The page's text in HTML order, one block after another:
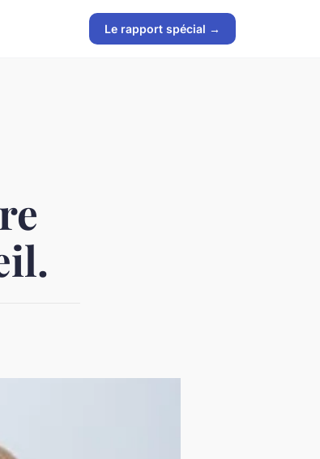
Le rapport spécial →